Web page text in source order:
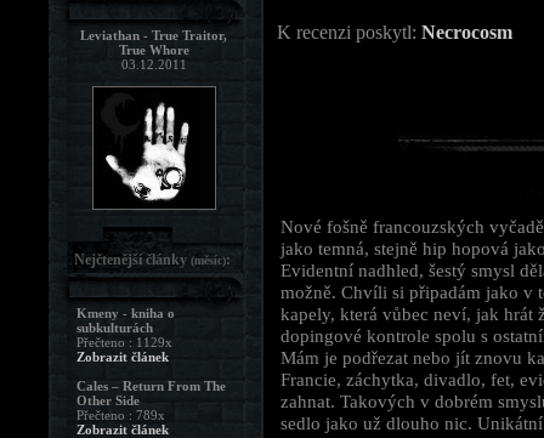
K recenzi poskytl: Necrocosm
Nové fošně francouzských
jako temná, stejně hip hopová
Evidentní nadhled, šestý smysl
možně. Chvíli si připadám jako v
kapely, která vůbec neví, jak hrát
dopingové kontrole spolu s
Mám je podřezat nebo jít znovu
Francie, záchytka, divadlo, fet,
zahnat. Takových v dobrém
sedlo jako už dlouho nic.
Leviathan - True Traitor,
True Whore
03.12.2011
Nejčtenější články (měsíc):
Kmeny - kniha o
subkulturách
Přečteno : 1129x
Zobrazit článek
Cales – Return From The
Other Side
Přečteno : 789x
Zobrazit článek